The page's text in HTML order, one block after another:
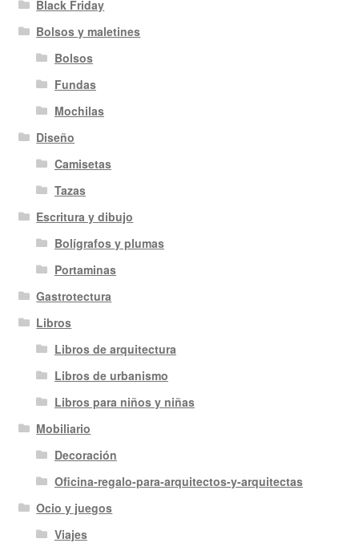
Black Friday
Bolsos y maletines
Bolsos
Fundas
Mochilas
Diseño
Camisetas
Tazas
Escritura y dibujo
Bolígrafos y plumas
Portaminas
Gastrotectura
Libros
Libros de arquitectura
Libros de urbanismo
Libros para niños y niñas
Mobiliario
Decoración
Oficina-regalo-para-arquitectos-y-arquitectas
Ocio y juegos
Viajes